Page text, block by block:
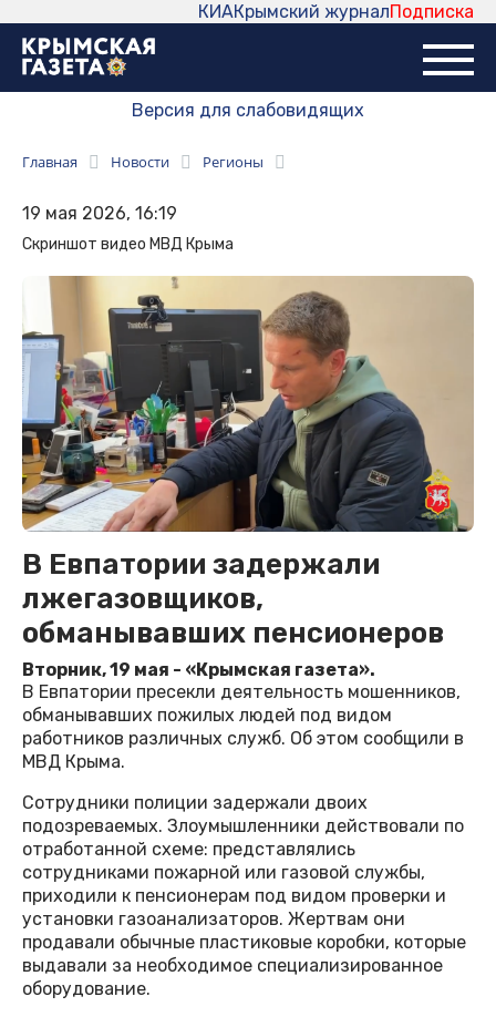
Подписка
Крымский журнал
КИА
Версия для слабовидящих
Главная Новости Регионы
19 мая 2026, 16:19
Скриншот видео МВД Крыма
В Евпатории задержали
лжегазовщиков,
обманывавших пенсионеров
Вторник, 19 мая - «Крымская газета».
В Евпатории пресекли деятельность мошенников,
обманывавших пожилых людей под видом
работников различных служб. Об этом сообщили в
МВД Крыма.
Сотрудники полиции задержали двоих
подозреваемых. Злоумышленники действовали по
отработанной схеме: представлялись
сотрудниками пожарной или газовой службы,
приходили к пенсионерам под видом проверки и
установки газоанализаторов. Жертвам они
продавали обычные пластиковые коробки, которые
выдавали за необходимое специализированное
оборудование.